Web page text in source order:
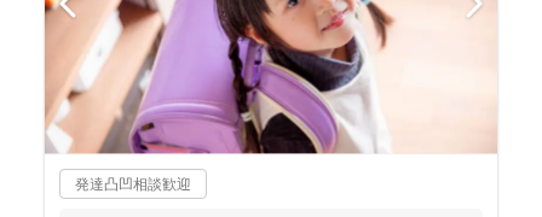
発達凸凹相談歓迎